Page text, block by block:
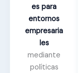
es para
entornos
empresaria
les
mediante
políticas